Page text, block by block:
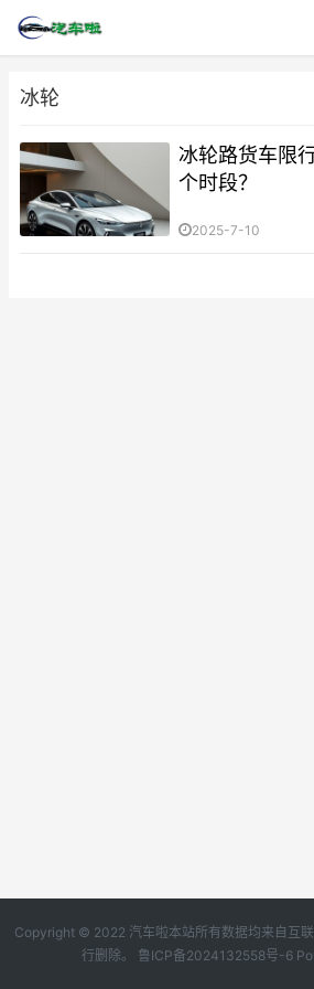
冰轮
冰轮路货车限
个时段？
2025-7-10
Copyright © 2022 汽车啦本站所有数据均来自互
行删除。 鲁ICP备2024132558号-6